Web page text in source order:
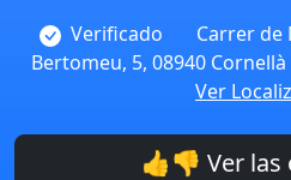
Verificado
Carrer de
Bertomeu, 5, 08940
Ver
👍👎 Ver las